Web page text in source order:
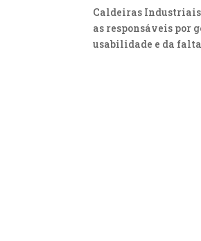
Caldeiras Industriais
as responsáveis por
usabilidade e da